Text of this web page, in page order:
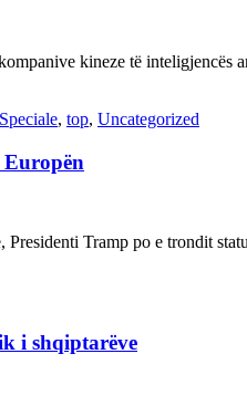
kineze të
Speciale, top, Uncategorized
Tramp po e trondit
i shqiptarëve